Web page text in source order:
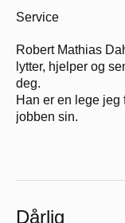
Service
Robert Mathias
lytter, hjelper og
deg.
Han er en lege jeg
jobben sin.
Dårlig